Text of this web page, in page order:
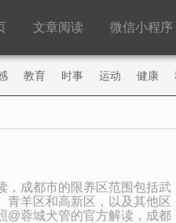
文章阅读 微信小程序
教育 时事 运动 健康
成都市的限养区范围包括武
青羊区和高新区，以及其他区
蓉城犬管的官方解读，成都